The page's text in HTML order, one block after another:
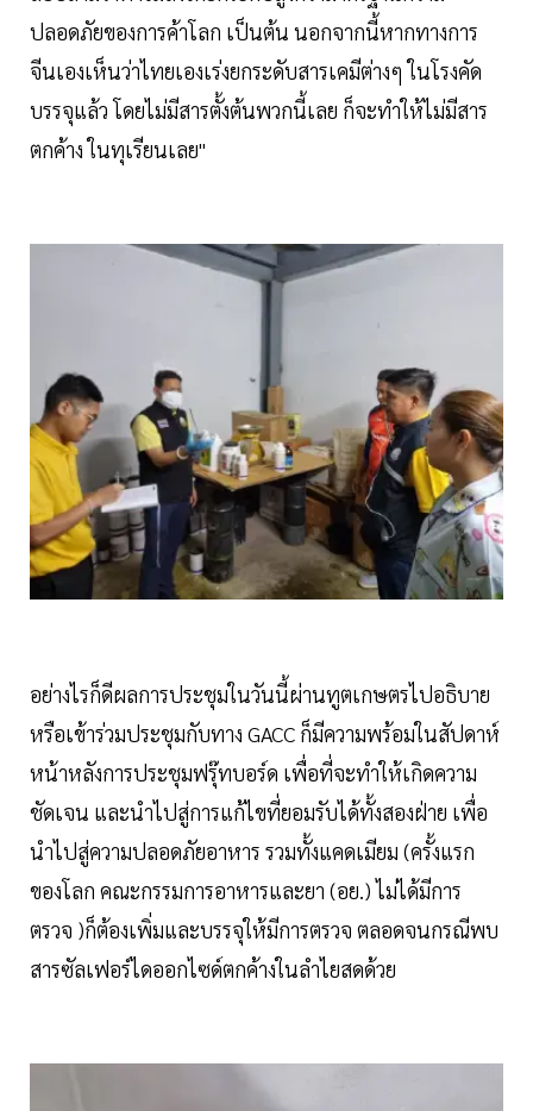
ปลอดภัยของการค้าโลก เป็นต้น นอกจากนี้หากทางการ
จีนเองเห็นว่าไทยเองเร่งยกระดับสารเคมีต่างๆ ในโรงคัด
บรรจุแล้ว โดยไม่มีสารตั้งต้นพวกนี้เลย ก็จะทำให้ไม่มีสาร
ตกค้าง ในทุเรียนเลย"
อย่างไรก็ดีผลการประชุมในวันนี้ผ่านทูตเกษตรไปอธิบาย
หรือเข้าร่วมประชุมกับทาง GACC ก็มีความพร้อมในสัปดาห์
หน้าหลังการประชุมฟรุ๊ทบอร์ด เพื่อที่จะทำให้เกิดความ
ชัดเจน และนำไปสู่การแก้ไขที่ยอมรับได้ทั้งสองฝ่าย เพื่อ
นำไปสู่ความปลอดภัยอาหาร รวมทั้งแคดเมียม (ครั้งแรก
ของโลก คณะกรรมการอาหารและยา (อย.) ไม่ได้มีการ
ตรวจ )ก็ต้องเพิ่มและบรรจุให้มีการตรวจ ตลอดจนกรณีพบ
สารซัลเฟอร์ไดออกไซด์ตกค้างในลำไยสดด้วย